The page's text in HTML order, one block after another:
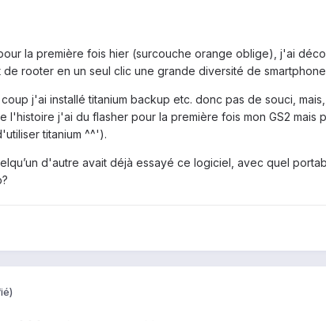
la première fois hier (surcouche orange oblige), j'ai
rooter en un seul clic une grande diversité de
j'ai installé titanium backup etc. donc pas de souci,
l'histoire j'ai du flasher pour la première fois mon GS2
titanium ^^').
d'autre avait déjà essayé ce logiciel, avec quel